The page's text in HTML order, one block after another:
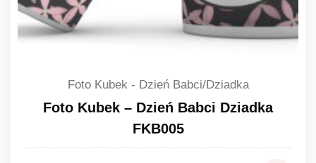
Foto Kubek - Dzień Babci/Dziadka
Foto Kubek – Dzień Babci Dziadka
FKB005